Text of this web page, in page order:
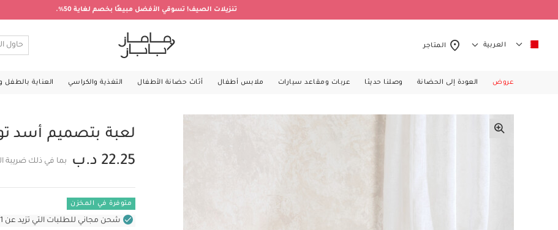
تنزيلات الصيف! تسوقي الأفضل مبيعًا بخصم لغاية 50%.
العربية المتاجر
عروض العودة إلى الحضانة وصلنا حديثا عربات ومقاعد سيارات ملابس أطفال أثاث حضانة الأطفال التغذية والكراسي العناية بالطفل
لعبة بتصميم أسد
22.25 د.ب
بما في ذلك ضريبة
متوفرة في المخزن
شحن مجاني للطلبات التي تزيد عن 31 د.ب (للمنتجات غير بالأثاث فقط)